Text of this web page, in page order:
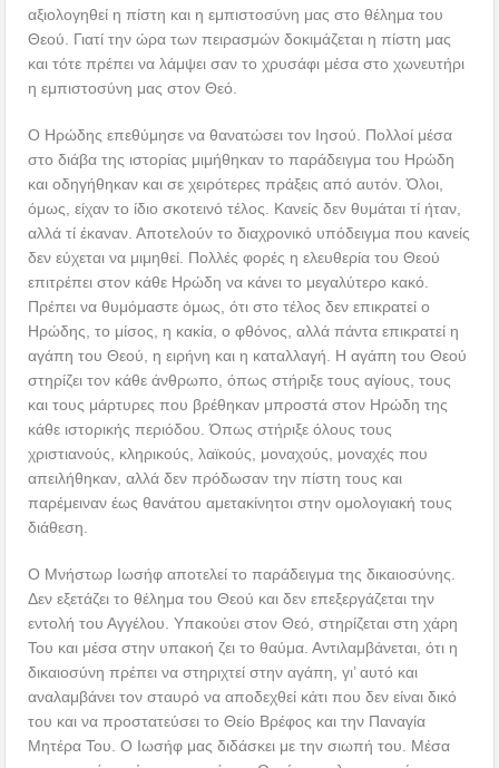
αξιολογηθεί η πίστη και η εμπιστοσύνη μας στο θέλημα του
Θεού. Γιατί την ώρα των πειρασμών δοκιμάζεται η πίστη μας
και τότε πρέπει να λάμψει σαν το χρυσάφι μέσα στο χωνευτήρι
η εμπιστοσύνη μας στον Θεό.
Ο Ηρώδης επεθύμησε να θανατώσει τον Ιησού. Πολλοί μέσα
στο διάβα της ιστορίας μιμήθηκαν το παράδειγμα του Ηρώδη
και οδηγήθηκαν και σε χειρότερες πράξεις από αυτόν. Όλοι,
όμως, είχαν το ίδιο σκοτεινό τέλος. Κανείς δεν θυμάται τί ήταν,
αλλά τί έκαναν. Αποτελούν το διαχρονικό υπόδειγμα που κανείς
δεν εύχεται να μιμηθεί. Πολλές φορές η ελευθερία του Θεού
επιτρέπει στον κάθε Ηρώδη να κάνει το μεγαλύτερο κακό.
Πρέπει να θυμόμαστε όμως, ότι στο τέλος δεν επικρατεί ο
Ηρώδης, το μίσος, η κακία, ο φθόνος, αλλά πάντα επικρατεί η
αγάπη του Θεού, η ειρήνη και η καταλλαγή. Η αγάπη του Θεού
στηρίζει τον κάθε άνθρωπο, όπως στήριξε τους αγίους, τους
και τους μάρτυρες που βρέθηκαν μπροστά στον Ηρώδη της
κάθε ιστορικής περιόδου. Όπως στήριξε όλους τους
χριστιανούς, κληρικούς, λαϊκούς, μοναχούς, μοναχές που
απειλήθηκαν, αλλά δεν πρόδωσαν την πίστη τους και
παρέμειναν έως θανάτου αμετακίνητοι στην ομολογιακή τους
διάθεση.
Ο Μνήστωρ Ιωσήφ αποτελεί το παράδειγμα της δικαιοσύνης.
Δεν εξετάζει το θέλημα του Θεού και δεν επεξεργάζεται την
εντολή του Αγγέλου. Υπακούει στον Θεό, στηρίζεται στη χάρη
Του και μέσα στην υπακοή ζει το θαύμα. Αντιλαμβάνεται, ότι η
δικαιοσύνη πρέπει να στηριχτεί στην αγάπη, γι’ αυτό και
αναλαμβάνει τον σταυρό να αποδεχθεί κάτι που δεν είναι δικό
του και να προστατεύσει το Θείο Βρέφος και την Παναγία
Μητέρα Του. Ο Ιωσήφ μας διδάσκει με την σιωπή του. Μέσα